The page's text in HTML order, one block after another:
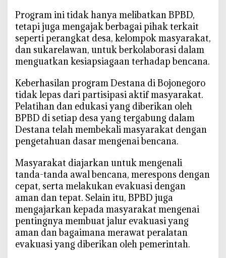
Program ini tidak hanya melibatkan BPBD,
tetapi juga mengajak berbagai pihak terkait
seperti perangkat desa, kelompok masyarakat,
dan sukarelawan, untuk berkolaborasi dalam
menguatkan kesiapsiagaan terhadap bencana.
Keberhasilan program Destana di Bojonegoro
tidak lepas dari partisipasi aktif masyarakat.
Pelatihan dan edukasi yang diberikan oleh
BPBD di setiap desa yang tergabung dalam
Destana telah membekali masyarakat dengan
pengetahuan dasar mengenai bencana.
Masyarakat diajarkan untuk mengenali
tanda-tanda awal bencana, merespons dengan
cepat, serta melakukan evakuasi dengan
aman dan tepat. Selain itu, BPBD juga
mengajarkan kepada masyarakat mengenai
pentingnya membuat jalur evakuasi yang
aman dan bagaimana merawat peralatan
evakuasi yang diberikan oleh pemerintah.